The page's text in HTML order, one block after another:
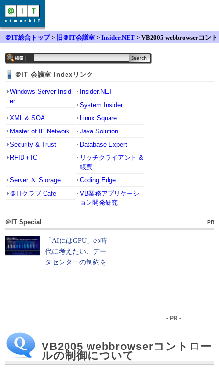
＠IT総合トップ> 旧＠IT会議室 > Insider.NET > VB2005 webbrowserコント
＠IT 会議室 Indexリンク
Windows Server Insid
er
Insider.NET
System Insider
XML & SOA
Linux Square
Master of IP Network
Java Solution
Security & Trust
Database Expert
RFID＋IC
リッチクライアント &
帳票
Server ＆ Storage
Coding Edge
＠ITクラブ Cafe
VB業務アプリケーシ
ョン開発研究
＠IT Special PR
- PR -
VB2005 webbrowserコントロー
ルの制御について